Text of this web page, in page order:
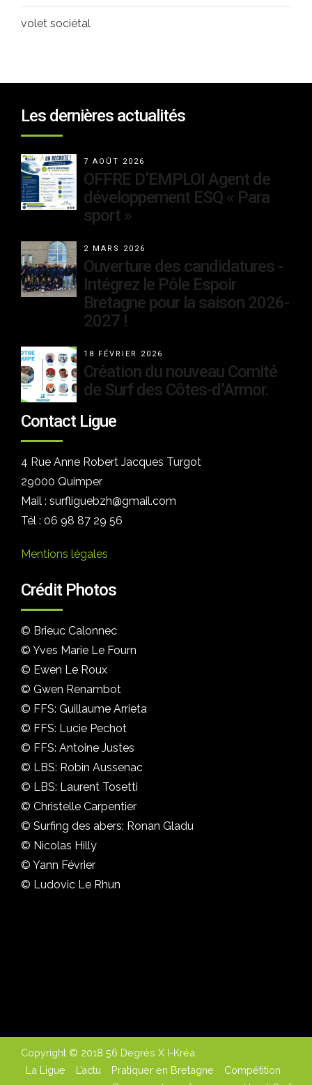
volet sociétal
Les dernières actualités
7 AOÛT 2026
OFFRE D’EMPLOI Agent de
développement ESQ « Para
sport »
2 MARS 2026
Ouverture des candidatures -
Intégrez le Pôle Espoir
Bretagne pour la saison 2026-
2027 !
18 FÉVRIER 2026
Création du nouveau Comité
de Surf des Côtes-d’Armor.
Contact Ligue
4 Rue Anne Robert Jacques Turgot
29000 Quimper
Mail : surfliguebzh@gmail.com
Tél : 06 98 87 29 56
Mentions légales
Crédit Photos
© Brieuc Calonnec
© Yves Marie Le Fourn
© Ewen Le Roux
© Gwen Renambot
© FFS: Guillaume Arrieta
© FFS: Lucie Pechot
© FFS: Antoine Justes
© LBS: Robin Aussenac
© LBS: Laurent Tosetti
© Christelle Carpentier
© Surfing des abers: Ronan Gladu
© Nicolas Hilly
© Yann Février
© Ludovic Le Rhun
Copyright © 2018 56 Degrés X I-Kréa
La Ligue
L’actu Pratiquer en Bretagne
Compétition